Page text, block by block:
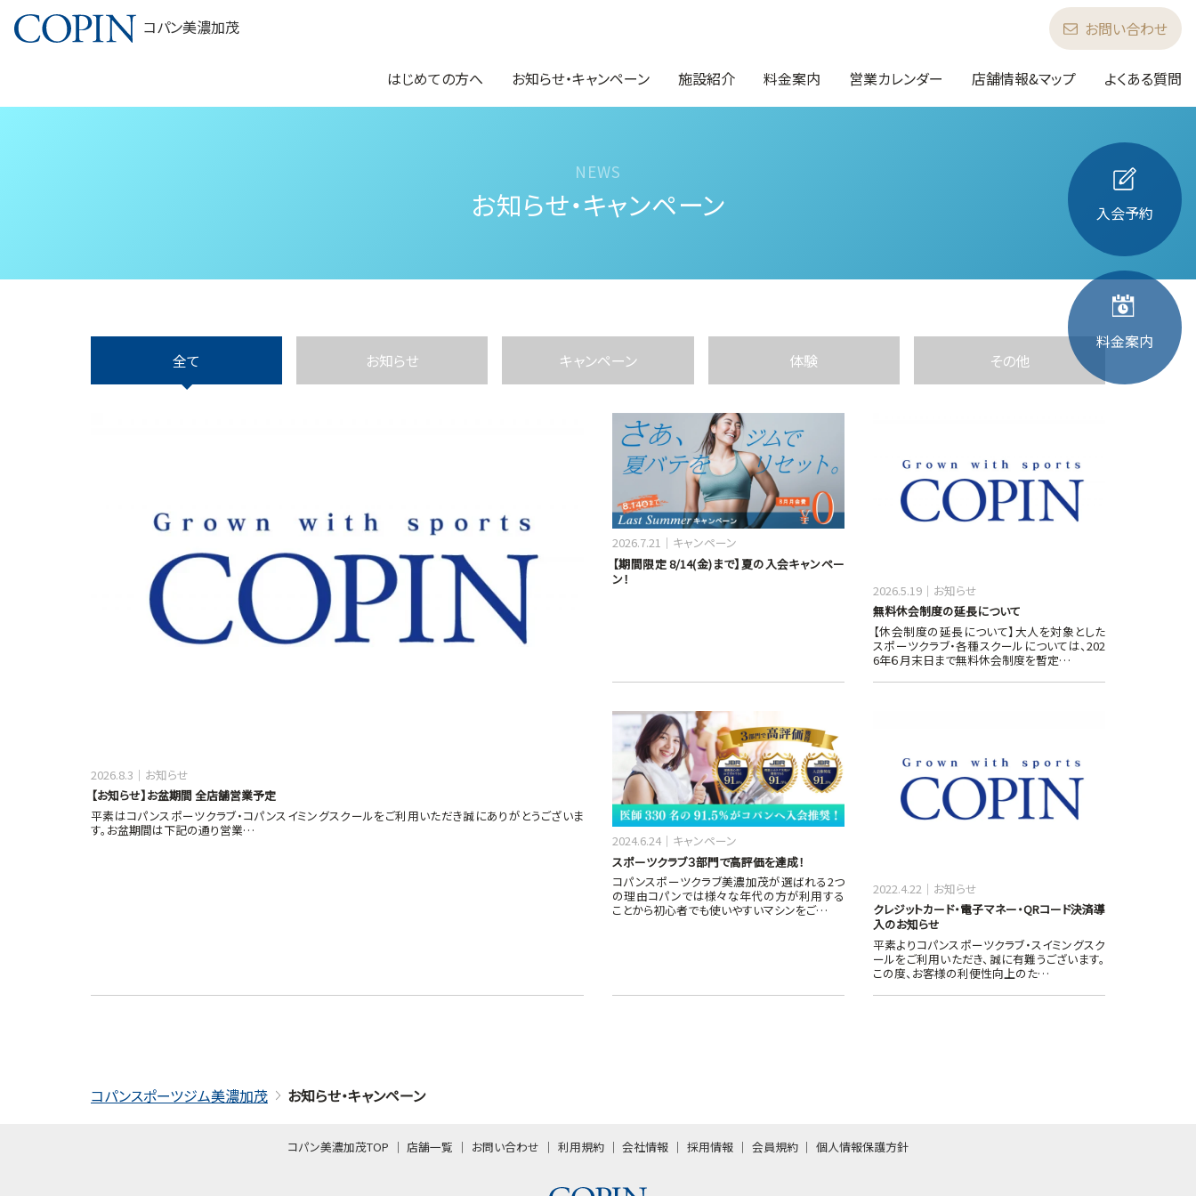
コパン美濃加茂
はじめての方へ お知らせ・キャンペーン 施設紹介 料金案内 営業カレンダー 店舗情報&マップ よくある質問
お問い合わせ
コパンスポーツジム美濃加茂 お知らせ・キャンペーン
お知らせ・キャンペーン
全て お知らせ キャンペーン 体験 その他
【お知らせ】お盆期間 全店舗営業予定
2026.8.3 お知らせ
平素はコパンスポーツクラブ・コパンスイミングスクールをご利用いただき誠にありがとうございま
す。お盆期間は下記の通り営業…
【期間限定 8/14(金)まで】夏の入会キャンペー
ン！
2026.7.21 キャンペーン
無料休会制度の延長について
2026.5.19 お知らせ
【休会制度の延長について】大人を対象とした
スポーツクラブ・各種スクールについては、202
6年６月末日まで無料休会制度を暫定…
スポーツクラブ３部門で高評価を達成！
2024.6.24 キャンペーン
コパンスポーツクラブ美濃加茂が選ばれる2つ
の理由コパンでは様々な年代の方が利用する
ことから初心者でも使いやすいマシンをご…
クレジットカード・電子マネー・QRコード決済導
入のお知らせ
2022.4.22 お知らせ
平素よりコパンスポーツクラブ・スイミングスク
ールをご利用いただき、誠に有難うございます。
この度、お客様の利便性向上のた…
コパン美濃加茂TOP 店舗一覧 お問い合わせ 利用規約 会社情報 採用情報 会員規約 個人情報保護方針
入会予約
料金案内